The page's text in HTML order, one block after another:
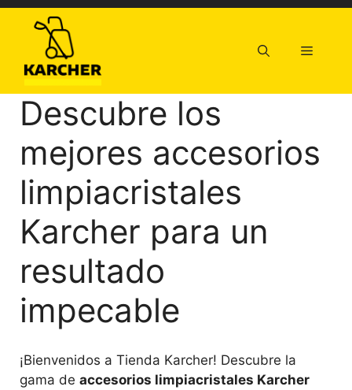
Saltar
contenido
Menú
Descubre los
mejores accesorios
limpiacristales
Karcher para un
resultado
impecable
¡Bienvenidos a Tienda Karcher! Descubre la
gama de accesorios limpiacristales Karcher